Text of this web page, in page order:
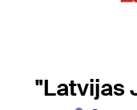
"Latvijas